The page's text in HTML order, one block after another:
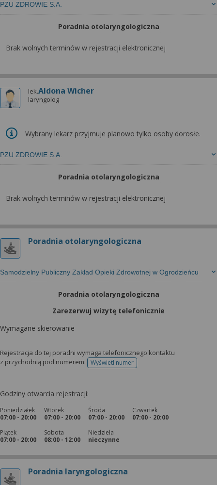
PZU ZDROWIE S.A.
Poradnia otolaryngologiczna
Brak wolnych terminów w rejestracji elektronicznej
lek.Aldona Wicher
laryngolog
PZU ZDROWIE S.A.
Wybrany lekarz przyjmuje planowo tylko osoby dorosłe.
Poradnia otolaryngologiczna
Brak wolnych terminów w rejestracji elektronicznej
Poradnia otolaryngologiczna
Samodzielny Publiczny Zakład Opieki Zdrowotnej w Ogrodzieńcu
Poradnia otolaryngologiczna
Zarezerwuj wizytę telefonicznie
Wymagane skierowanie
Rejestracja do tej poradni wymaga telefonicznego kontaktu
z przychodnią pod numerem:
Wyświetl numertelefonu do rejestracji
Godziny otwarcia rejestracji:
Poniedziałek
07:00 - 20:00
Wtorek
07:00 - 20:00
Środa
07:00 - 20:00
Czwartek
07:00 - 20:00
Piątek
07:00 - 20:00
Sobota
08:00 - 12:00
Niedziela
nieczynne
Poradnia laryngologiczna